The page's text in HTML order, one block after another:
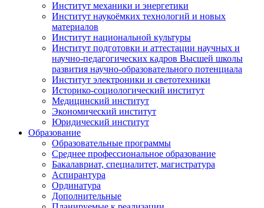
Институт механики и энергетики
Институт наукоёмких технологий и новых
материалов
Институт национальной культуры
Институт подготовки и аттестации научных и
научно-педагогических кадров Высшей школы
развития научно-образовательного потенциала
Институт электроники и светотехники
Историко-социологический институт
Медицинский институт
Экономический институт
Юридический институт
Образование
Образовательные программы
Среднее профессиональное образование
Бакалавриат, специалитет, магистратура
Аспирантура
Ординатура
Дополнительные